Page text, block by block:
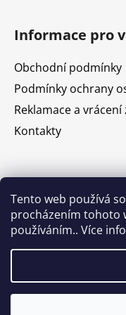
Tento web používá
procházením tohoto
používáním.. Více
Informace pro
Obchodní podmínky
Podmínky ochrany
Reklamace a vrácení
Kontakty
Nákupní košík